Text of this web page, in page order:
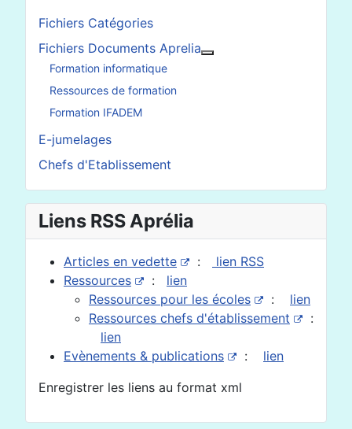
Fichiers Catégories
Fichiers Documents Aprelia
Formation informatique
Ressources de formation
Formation IFADEM
E-jumelages
Chefs d'Etablissement
Liens RSS Aprélia
Articles en vedette :
lien RSS
Ressources
: lien
Ressources pour les écoles
: lien
Ressources chefs d'établissement
:
lien
Evènements & publications
: lien
Enregistrer les liens au format xml